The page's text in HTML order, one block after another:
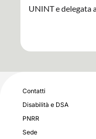
UNINT e delegata
Contatti
Disabilità e DSA
PNRR
Sede